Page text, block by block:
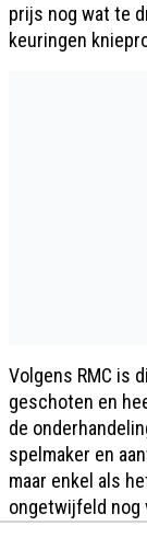
prijs nog wat te
keuringen
Volgens RMC is
geschoten en
de
spelmaker en
maar enkel als
ongetwijfeld nog